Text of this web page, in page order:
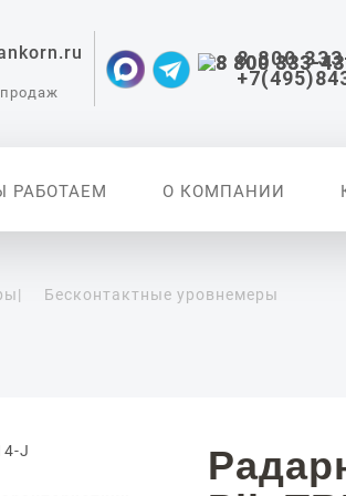
8 800
РАБОТАЕМ О КОМПАНИИ
|
Бесконтактные уровнемеры
J